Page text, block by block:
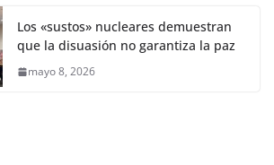
Los «sustos» nucleares demuestran
que la disuasión no garantiza la paz
mayo 8, 2026